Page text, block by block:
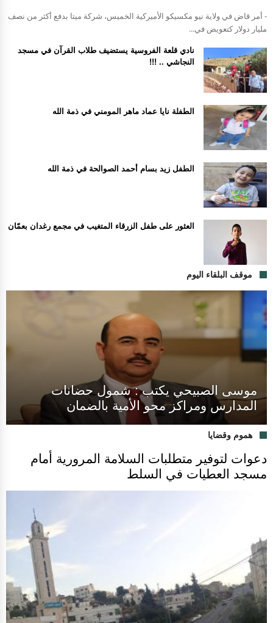
- أمر قاض في ولاية نيو مكسيكو الأميركية الخميس، شركة ميتا بدفع أكثر من نصف
مليار دولار كتعويض في...
نادي قلعة الفروسية يستضيف طلاب القرآن في مسجد
النجاشي .. !!!
الطفلة نايا عماد ماهر المومني في ذمة الله
الطفل زيد بسام أحمد الصوالحة في ذمة الله
العثور على طفل الزرقاء المتغيب في مجمع رغدان بعمّان
موقف البلقاء اليوم
موسى الصبيحي يكتب : شمول حضانات
المدارس ومراكز محو الأمية بالضمان
هموم وقضايا
دعوات لتوفير متطلبات السلامة المرورية أمام
مسجد العطيات في السلط